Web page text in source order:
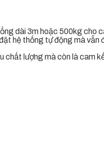
dài 3m hoặc 500kg cho
hệ thống tự động mà vẫn
lượng mà còn là cam